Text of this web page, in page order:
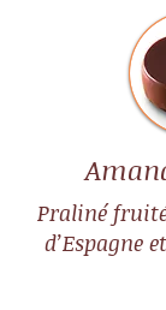
Praliné
d’Espagne